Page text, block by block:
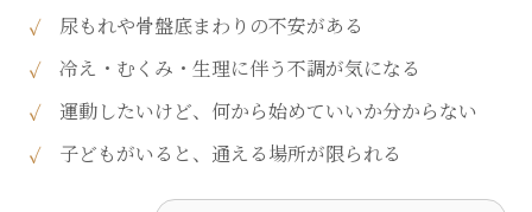
尿もれや骨盤底まわりの不安がある
冷え・むくみ・生理に伴う不調が気になる
運動したいけど、何から始めていいか分からない
子どもがいると、通える場所が限られる